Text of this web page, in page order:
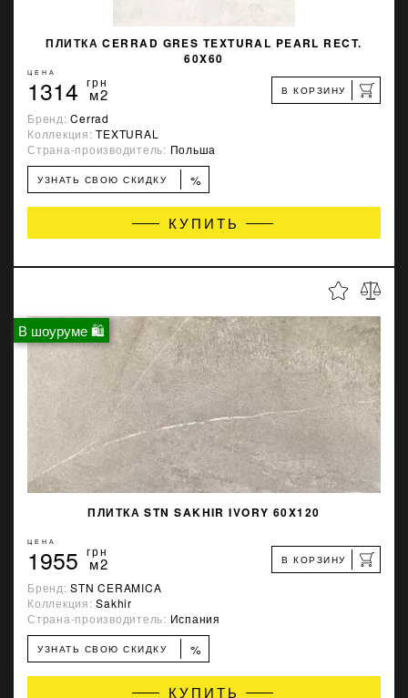
ПЛИТКА CERRAD GRES TEXTURAL PEARL RECT.
60X60
ЦЕНА
1314 грн
м2 В КОРЗИНУ
Бренд:Cerrad
Коллекция:TEXTURAL
Страна-производитель: Польша
УЗНАТЬ СВОЮ СКИДКУ %
КУПИТЬ
В шоуруме 🛍
ПЛИТКА STN SAKHIR IVORY 60X120
ЦЕНА
1955 грн
м2 В КОРЗИНУ
Бренд:STN CERAMICA
Коллекция:Sakhir
Страна-производитель: Испания
УЗНАТЬ СВОЮ СКИДКУ %
КУПИТЬ